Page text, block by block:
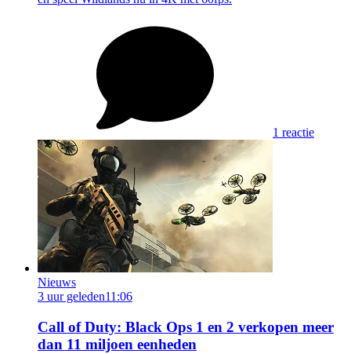
1 reactie
Nieuws
3 uur geleden11:06
Call of Duty: Black Ops 1 en 2 verkopen meer
dan 11 miljoen eenheden